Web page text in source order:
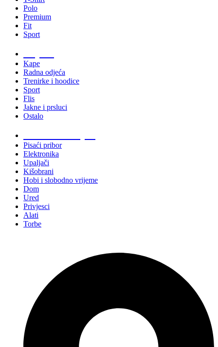
Polo
Premium
Fit
Sport
Kape
Radna odjeća
Trenirke i hoodice
Sport
Flis
Jakne i prsluci
Ostalo
Pisaći pribor
Elektronika
Upaljači
Kišobrani
Hobi i slobodno vrijeme
Dom
Ured
Privjesci
Alati
Torbe